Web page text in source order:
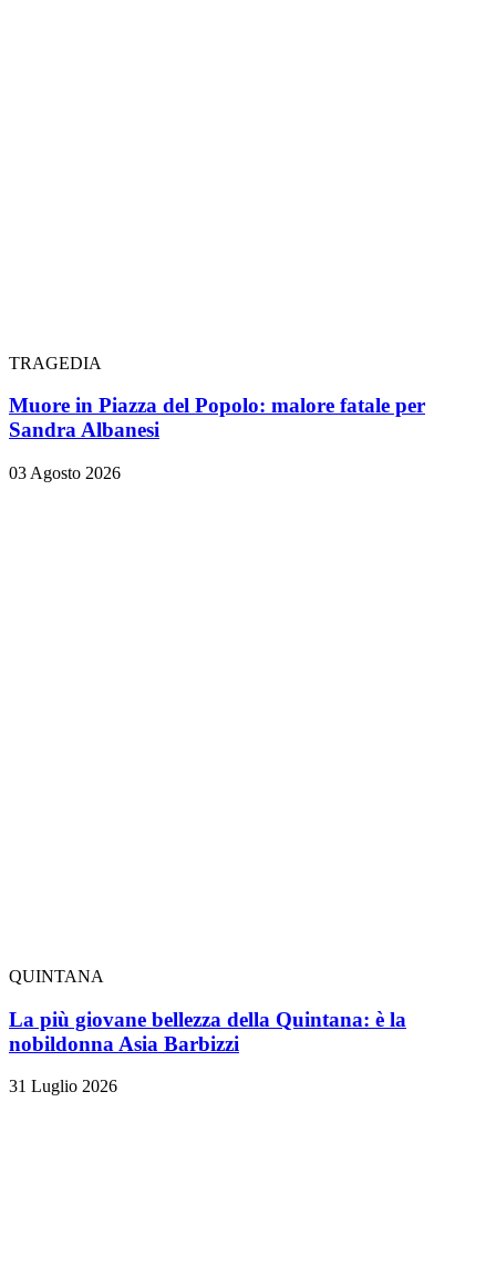
TRAGEDIA
Muore in Piazza del Popolo: malore fatale per
Sandra Albanesi
03 Agosto 2026
QUINTANA
La più giovane bellezza della Quintana: è la
nobildonna Asia Barbizzi
31 Luglio 2026